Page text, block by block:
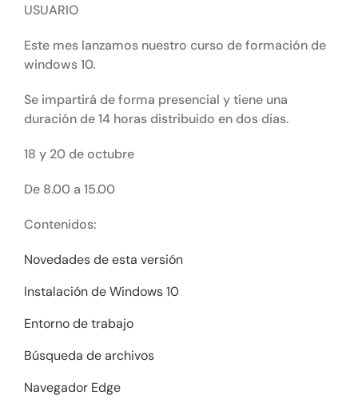
USUARIO
Este mes lanzamos nuestro curso de formación de
windows 10.
Se impartirá de forma presencial y tiene una
duración de 14 horas distribuido en dos dias.
18 y 20 de octubre
De 8.00 a 15.00
Contenidos:
Novedades de esta versión
Instalación de Windows 10
Entorno de trabajo
Búsqueda de archivos
Navegador Edge